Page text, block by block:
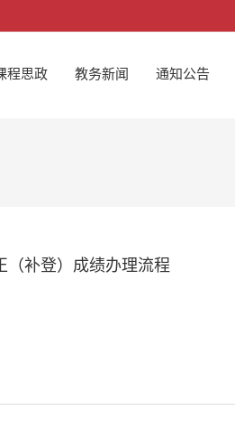
程思政 教务新闻 通知公告
（补登）成绩办理流程